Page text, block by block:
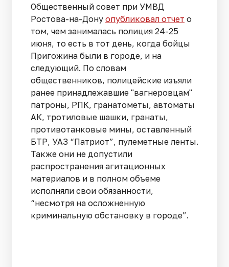
Общественный совет при УМВД
Ростова-на-Дону опубликовал отчет о
том, чем занималась полиция 24-25
июня, то есть в тот день, когда бойцы
Пригожина были в городе, и на
следующий. По словам
общественников, полицейские изъяли
ранее принадлежавшие "вагнеровцам"
патроны, РПК, гранатометы, автоматы
АК, тротиловые шашки, гранаты,
противотанковые мины, оставленный
БТР, УАЗ “Патриот”, пулеметные ленты.
Также они не допустили
распространения агитационных
материалов и в полном объеме
исполняли свои обязанности,
“несмотря на осложненную
криминальную обстановку в городе”.